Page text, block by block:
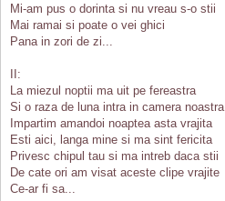
Mi-am pus o dorinta si nu vreau s-o stii
Mai ramai si poate o vei ghici
Pana in zori de zi...
II:
La miezul noptii ma uit pe fereastra
Si o raza de luna intra in camera noastra
Impartim amandoi noaptea asta vrajita
Esti aici, langa mine si ma sint fericita
Privesc chipul tau si ma intreb daca stii
De cate ori am visat aceste clipe vrajite
Ce-ar fi sa...